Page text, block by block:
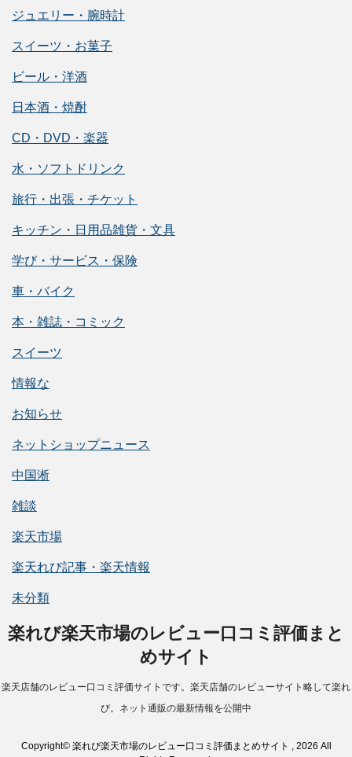
ジュエリー・腕時計
スイーツ・お菓子
ビール・洋酒
日本酒・焼酎
CD・DVD・楽器
水・ソフトドリンク
旅行・出張・チケット
キッチン・日用品雑貨・文具
学び・サービス・保険
車・バイク
本・雑誌・コミック
スイーツ
情報な
お知らせ
ネットショップニュース
中国淅
雑談
楽天市場
楽天れび記事・楽天情報
未分類
楽れび楽天市場のレビュー口コミ評価まと
めサイト
楽天店舗のレビュー口コミ評価サイトです。楽天店舗のレビューサイト略して楽れ
び。ネット通販の最新情報を公開中
Copyright© 楽れび楽天市場のレビュー口コミ評価まとめサイト , 2026 All